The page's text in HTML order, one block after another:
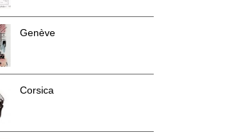
Genève
Corsica